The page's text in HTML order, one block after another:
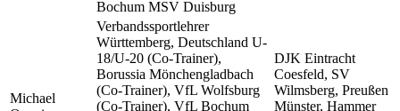
Bochum MSV Duisburg
Michael
Verbandssportlehrer
Württemberg, Deutschland U-
18/U-20 (Co-Trainer),
Borussia Mönchengladbach
(Co-Trainer), VfL Wolfsburg
(Co-Trainer), VfL Bochum
DJK Eintracht
Coesfeld, SV
Wilmsberg, Preußen
Münster, Hammer